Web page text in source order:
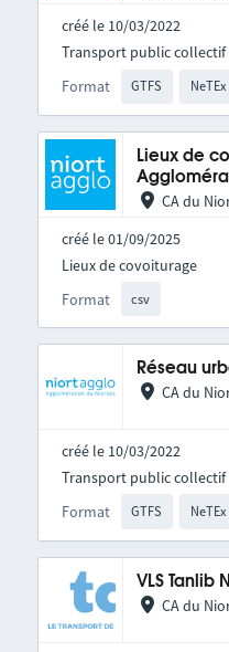
créé le 10/03/2022
Format GTFS NeTEx
Transport public collectif
Lieux de
CA du
créé le 01/09/2025
Format csv
Lieux de covoiturage
Réseau
CA du
créé le 10/03/2022
Format GTFS NeTEx
Transport public collectif
VLS Tanlib
CA du